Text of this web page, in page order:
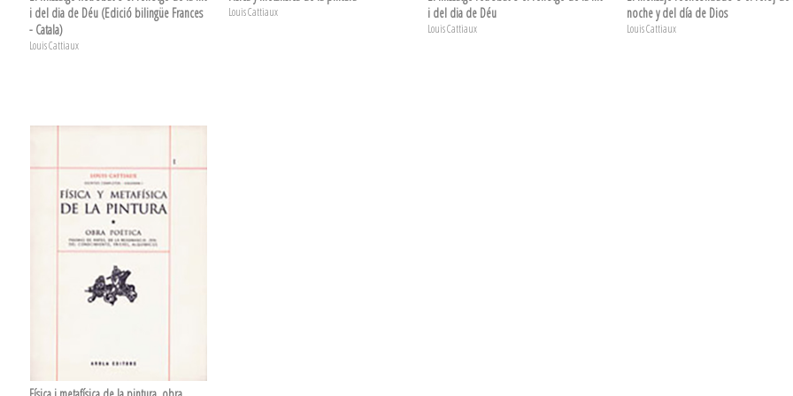
i del dia de Déu (Edició bilingüe Frances
- Catala)
Louis Cattiaux
Louis Cattiaux
i del dia de Déu
Louis Cattiaux
noche y del día de Dios
Louis Cattiaux